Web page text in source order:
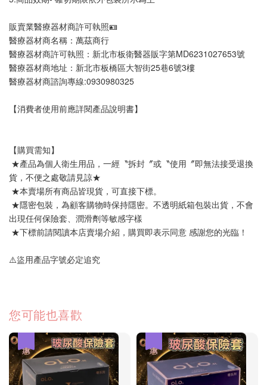
販賣業醫療器材商許可執照🪪
醫療器材商名稱：萬茲商行
醫療器材商許可執照：新北市板衛醫器販字第MD6231027653號
醫療器材商地址：新北市板橋區大智街25巷6號3樓
醫療器材商諮詢專線:0930980325
【消費者使用前應詳閱產品說明書】
【購買需知】
★產品為個人衛生用品，一經〝拆封〞或〝使用〞即無法接受退換
貨，不便之處敬請見諒★
★本賣場所有商品皆現貨，可直接下標。
★隱密包裝，為顧客購物時保持隱密。不透明紙箱包裝出貨，不會
出現任何保險套、潤滑劑等敏感字樣
★下標前請閱讀本店賣場介紹，購買即表示同意 感謝您的光臨！
⚠️盜用產品字號必定追究
您可能也喜歡